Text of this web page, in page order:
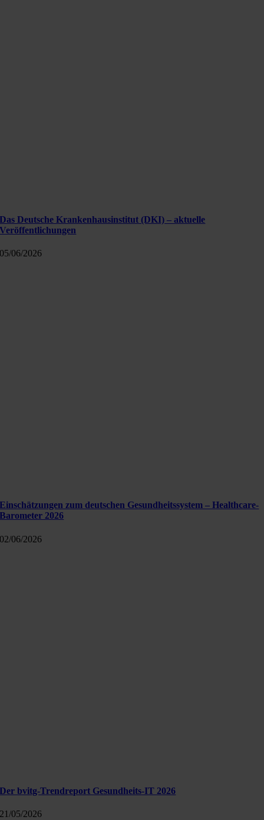
Das Deutsche Krankenhausinstitut (DKI) – aktuelle
Veröffentlichungen
05/06/2026
Einschätzungen zum deutschen Gesundheitssystem – Healthcare-
Barometer 2026
02/06/2026
Der bvitg-Trendreport Gesundheits-IT 2026
21/05/2026